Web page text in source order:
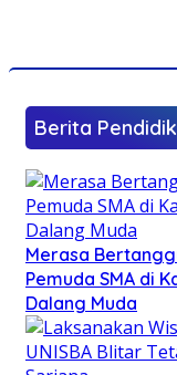
Berita
Merasa
Pemuda SMA di
Dalang Muda